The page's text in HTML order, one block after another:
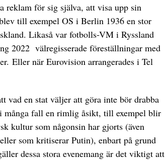
reklam för sig själva, att visa upp sin
till exempel OS i Berlin 1936 en stor
Likaså var fotbolls-VM i Ryssland
2022 välregisserade föreställningar med
Eller när Eurovision arrangerades i Tel
vad en stat väljer att göra inte bör drabba
många fall en rimlig åsikt, till exempel blir
kultur som någonsin har gjorts (även
som kritiserar Putin), enbart på grund
dessa stora evenemang är det viktigt att